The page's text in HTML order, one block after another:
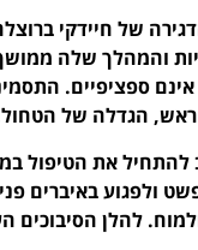
של חיידקי
והמהלך שלה
אינם ספציפיים.
ראש, הגדלה של
להתחיל את הטיפול
ולפגוע באיברים
להלן הסיבוכים